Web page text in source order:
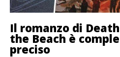
Il romanzo di
the Beach è
preciso